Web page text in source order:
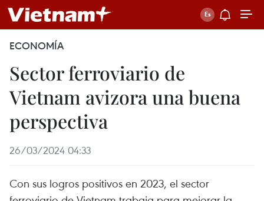
ECONOMÍA
Sector ferroviario de
Vietnam avizora una buena
perspectiva
26/03/2024 04:33
Con sus logros positivos en 2023, el sector